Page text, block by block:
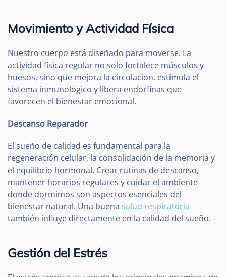
Movimiento y Actividad Física
Nuestro cuerpo está diseñado para moverse. La
actividad física regular no solo fortalece músculos y
huesos, sino que mejora la circulación, estimula el
sistema inmunológico y libera endorfinas que
favorecen el bienestar emocional.
Descanso Reparador
El sueño de calidad es fundamental para la
regeneración celular, la consolidación de la memoria y
el equilibrio hormonal. Crear rutinas de descanso,
mantener horarios regulares y cuidar el ambiente
donde dormimos son aspectos esenciales del
bienestar natural. Una buena salud respiratoria
también influye directamente en la calidad del sueño.
Gestión del Estrés